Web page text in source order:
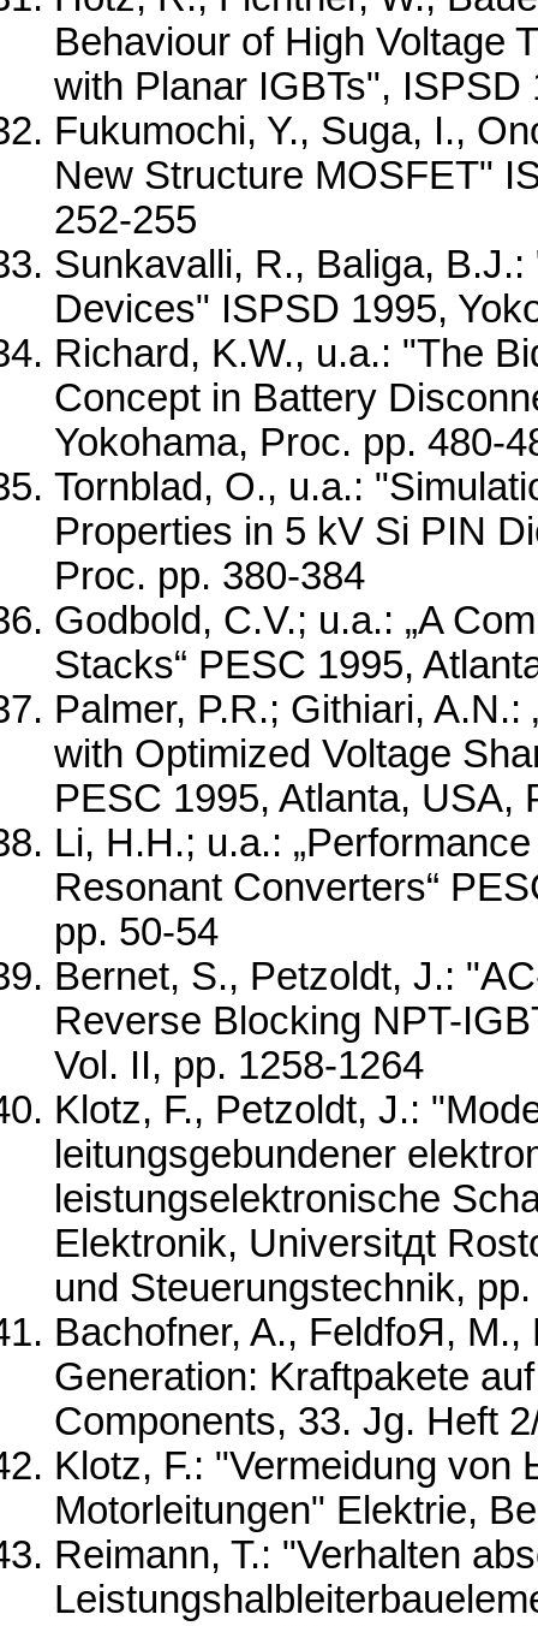
Behaviour of High Voltage
with Planar IGBTs",
Fukumochi, Y., Suga, I.,
New Structure MOSFET"
252-255
Sunkavalli, R., Baliga,
Devices" ISPSD 1995,
Richard, K.W., u.a.: "The
Concept in Battery
Yokohama, Proc. pp. 480-
Tornblad, O., u.a.:
Properties in 5 kV Si PIN
Proc. pp. 380-384
Godbold, C.V.; u.a.: „A
Stacks“ PESC 1995,
Palmer, P.R.; Githiari,
with Optimized Voltage
PESC 1995, Atlanta, USA,
Li, H.H.; u.a.:
Resonant Converters“
pp. 50-54
Bernet, S., Petzoldt, J.:
Reverse Blocking NPT-
Vol. II, pp. 1258-1264
Klotz, F., Petzoldt, J.:
leitungsgebundener
leistungselektronische
Elektronik, Universitдt
und Steuerungstechnik,
Bachofner, A., FeldfoЯ,
Generation: Kraftpakete
Components, 33. Jg. Heft
Klotz, F.: "Vermeidung von
Motorleitungen" Elektrie,
Reimann, T.: "Verhalten